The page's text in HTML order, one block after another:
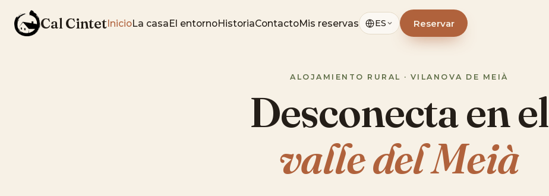
Cal CintetInicioLa casaEl entornoHistoriaContactoMis reservas ES Reservar
ALOJAMIENTO RURAL · VILANOVA DE MEIÀ
Desconecta en el
valle del Meià